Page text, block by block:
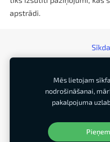
apstrādi.
Reģ. Nr.
Adrese: "Birzītes", Apriķi,
Konta Nr.
Mēs lietojam
nodrošināšanai,
pakalpojuma